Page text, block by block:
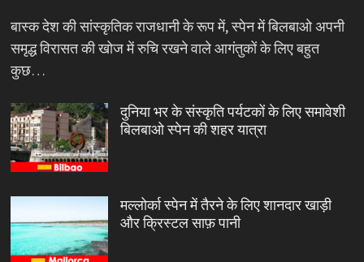
बास्क देश की सांस्कृतिक राजधानी के रूप में, स्पेन में बिलबाओ अपनी
समृद्ध विरासत की खोज में रुचि रखने वाले आगंतुकों के लिए बहुत
कुछ…
दुनिया भर के संस्कृति पर्यटकों के लिए समावेशी
बिलबाओ स्पेन की शहर यात्रा
मल्लोर्का स्पेन में तैरने के लिए शानदार खाड़ी
और क्रिस्टल साफ़ पानी